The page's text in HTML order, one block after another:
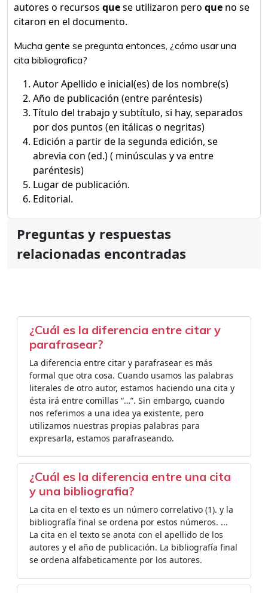
autores o recursos quese utilizaron pero que no se
citaron en el documento.
Mucha gente se pregunta entonces, ¿cómo usar una
cita bibliografica?
Autor Apellido e inicial(es) de los nombre(s)
Año de publicación (entre paréntesis)
Título del trabajo y subtítulo, si hay, separados
por dos puntos (en itálicas o negritas)
Edición a partir de la segunda edición, se
abrevia con (ed.) ( minúsculas y va entre
paréntesis)
Lugar de publicación.
Editorial.
Preguntas y respuestas
relacionadas encontradas
¿Cuál es la diferencia entre citar y
parafrasear?
La diferencia entre citar y parafrasear es más
formal que otra cosa. Cuando usamos las palabras
literales de otro autor, estamos haciendo una cita y
ésta irá entre comillas “…”. Sin embargo, cuando
nos referimos a una idea ya existente, pero
utilizamos nuestras propias palabras para
expresarla, estamos parafraseando.
¿Cuál es la diferencia entre una cita
y una bibliografia?
La cita en el texto es un número correlativo (1). y la
bibliografía final se ordena por estos números. ...
La cita en el texto se anota con el apellido de los
autores y el año de publicación. La bibliografía final
se ordena alfabeticamente por los autores.